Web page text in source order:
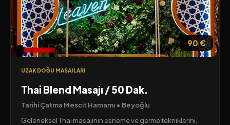
90 €
UZAK DOĞU MASAJLARI
Thai Blend Masajı / 50 Dak.
Tarihi Çatma Mescit Hamamı • Beyoğlu
Geleneksel Thai masajının esneme ve germe tekniklerini,